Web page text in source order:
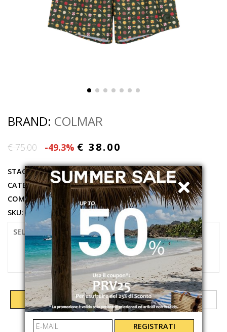
BRAND: COLMAR
€ 75.00 -49.3% € 38.00
STAGIONE:
PRIMAVERA ESTATE 2026
CATEGORIE:
ABBIGLIAMENTO,COSTUME
COMPOSIZIONE:
100%POLIESTER
SKU:
7269A1HL63B
SELEZIONARE LA TAGLIA
48 50 52 54
AGGIUNGI AL CARRELLO
REGISTRATI